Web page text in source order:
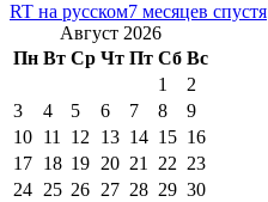
RT на русском7 месяцев спустя
Август 2026
Пн Вт Ср Чт Пт Сб Вс
1
2
3
4 5 6 7 8
9
10 11 12 13 14 15 16
17 18 19 20 21 22 23
24 25 26 27 28 29 30